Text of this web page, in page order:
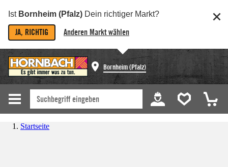
Ist Bornheim (Pfalz) Dein richtiger Markt?
JA, RICHTIG Anderen Markt wählen
Bornheim (Pfalz)
Startseite